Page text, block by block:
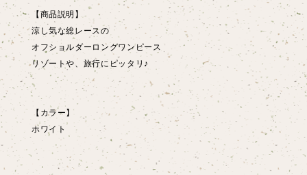
【商品説明】
涼し気な総レースの
オフショルダーロングワンピース
リゾートや、旅行にピッタリ♪
【カラー】
ホワイト